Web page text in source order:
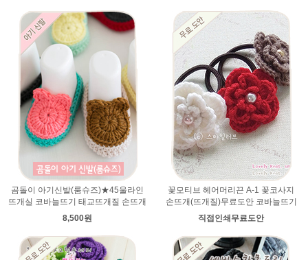
곰돌이 아기신발(룸슈즈)★45울라인
뜨개실 코바늘뜨기 태교뜨개질 손뜨개
8,500원
꽃모티브 헤어머리끈 A-1 꽃코사지
손뜨개(뜨개질)무료도안 코바늘뜨기
직접인쇄무료도안